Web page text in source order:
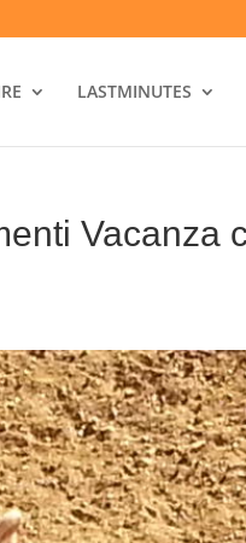
LASTMINUTES
Vacanza